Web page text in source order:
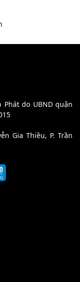
do UBND quận
Gia Thiều, P. Trần